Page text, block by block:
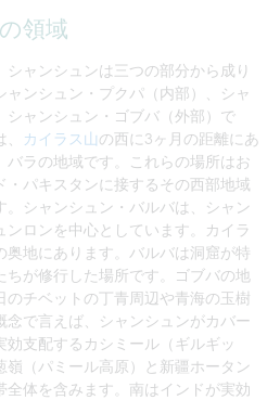
領域
ャンシュンは三つの部分から成り
ンシュン・プクパ（内部）、シャ
シャンシュン・ゴブバ（外部）で
カイラス山の西に3ヶ月の距離にあ
バラの地域です。これらの場所はお
・パキスタンに接するその西部地域
。シャンシュン・バルバは、シャン
ンロンを中心としています。カイラ
奥地にあります。バルバは洞窟が特
ちが修行した場所です。ゴブバの地
チベットの丁青周辺や青海の玉樹
念で言えば、シャンシュンがカバー
支配するカシミール（ギルギッ
嶺（パミール高原）と新疆ホータン
全体を含みます。南はインドが実効